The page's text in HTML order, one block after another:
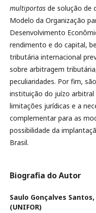
multiportas de solução de
Modelo da Organização
Desenvolvimento
rendimento e do capital,
tributária internacional
sobre arbitragem
peculiaridades. Por fim,
instituição do juízo
limitações jurídicas e a
complementar para as
possibilidade da
Brasil.
Biografia do Autor
Saulo Gonçalves Santos,
(UNIFOR)